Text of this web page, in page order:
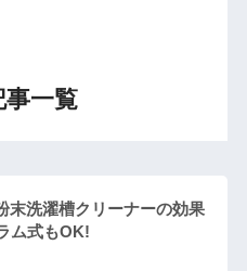
事一覧
末洗濯槽クリーナーの効果
ム式もOK!